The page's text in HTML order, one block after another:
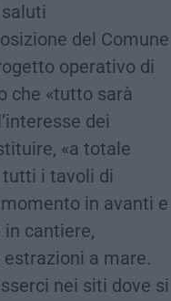
del Comune
operativo di
che «tutto sarà
dei
«a totale
tutti i tavoli di
in avanti e
cantiere,
a mare.
nei siti dove si